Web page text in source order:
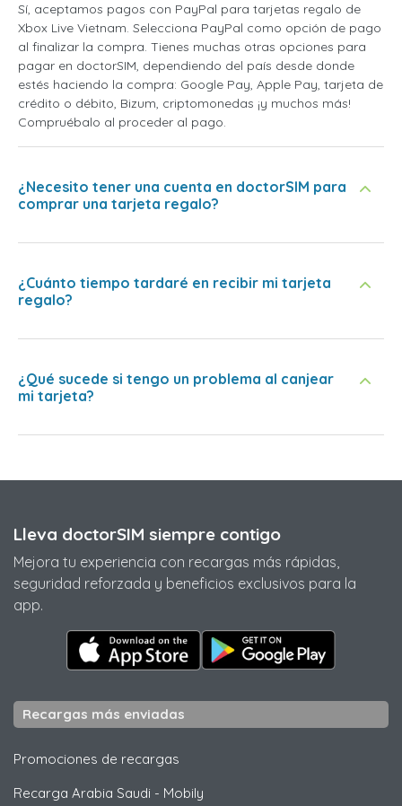
Sí, aceptamos pagos con PayPal para tarjetas regalo de
Xbox Live Vietnam. Selecciona PayPal como opción de pago
al finalizar la compra. Tienes muchas otras opciones para
pagar en doctorSIM, dependiendo del país desde donde
estés haciendo la compra: Google Pay, Apple Pay, tarjeta de
crédito o débito, Bizum, criptomonedas ¡y muchos más!
Compruébalo al proceder al pago.
¿Necesito tener una cuenta en doctorSIM para
comprar una tarjeta regalo?
¿Cuánto tiempo tardaré en recibir mi tarjeta
regalo?
¿Qué sucede si tengo un problema al canjear
mi tarjeta?
Lleva doctorSIM siempre contigo
Mejora tu experiencia con recargas más rápidas,
seguridad reforzada y beneficios exclusivos para la
app.
Recargas más enviadas
Promociones de recargas
Recarga Arabia Saudi - Mobily